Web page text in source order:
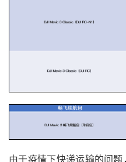
由于疫情下快递运输的问